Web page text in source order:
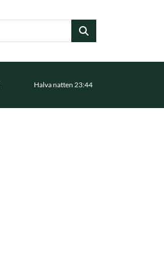
Halva natten 23:44